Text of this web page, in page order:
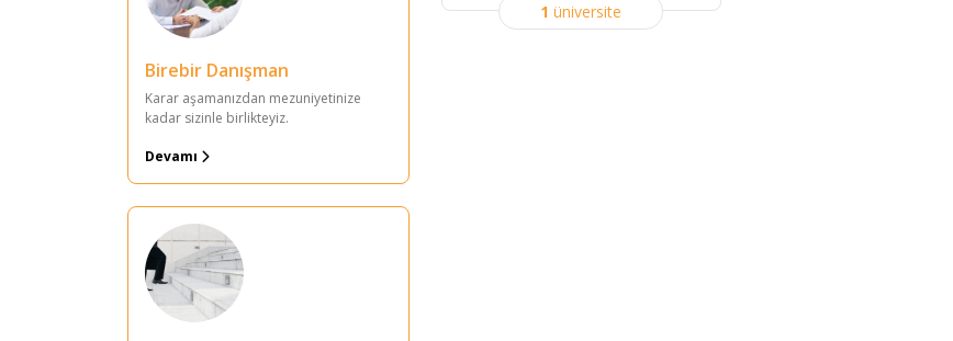
Birebir Danışman
Karar aşamanızdan mezuniyetinize
kadar sizinle birlikteyiz.
Devamı
1 üniversite